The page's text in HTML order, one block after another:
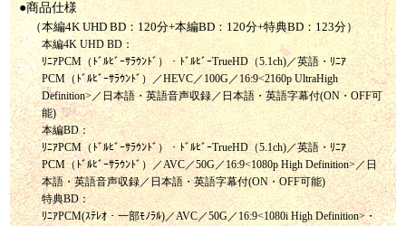
●商品仕様
（本編4K UHD BD：120分+本編BD：120分+特典BD：123分）
本編4K UHD BD：
ﾘﾆｱPCM（ﾄﾞﾙﾋﾞｰｻﾗｳﾝﾄﾞ）・ﾄﾞﾙﾋﾞｰTrueHD（5.1ch)／英語・ﾘﾆｱ
PCM（ﾄﾞﾙﾋﾞｰｻﾗｳﾝﾄﾞ）／HEVC／100G／16:9<2160p UltraHigh
Definition>／日本語・英語音声収録／日本語・英語字幕付(ON・OFF可
能)
本編BD：
ﾘﾆｱPCM（ﾄﾞﾙﾋﾞｰｻﾗｳﾝﾄﾞ）・ﾄﾞﾙﾋﾞｰTrueHD（5.1ch)／英語・ﾘﾆｱ
PCM（ﾄﾞﾙﾋﾞｰｻﾗｳﾝﾄﾞ）／AVC／50G／16:9<1080p High Definition>／日
本語・英語音声収録／日本語・英語字幕付(ON・OFF可能)
特典BD：
ﾘﾆｱPCM(ｽﾃﾚｵ・一部ﾓﾉﾗﾙ)／AVC／50G／16:9<1080i High Definition>・